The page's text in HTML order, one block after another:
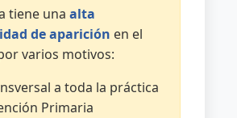
tiene una alta
de aparición en el
varios motivos:
a toda la práctica
Primaria